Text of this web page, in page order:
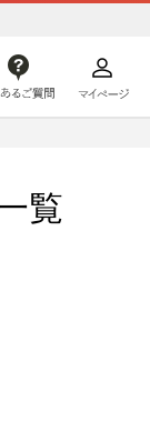
めての方へ
覧